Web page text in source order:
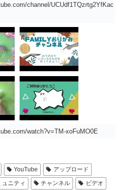
channel/UCUdf1TQzrtg2YfKac
watch?v=TM-xoFuMO0E
YouTube
アップロード
ュニティ チャンネル
ビデオ